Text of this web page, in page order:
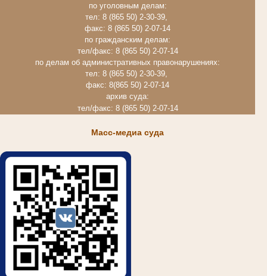
по уголовным делам:
тел: 8 (865 50) 2-30-39,
факс: 8 (865 50) 2-07-14
по гражданским делам:
тел/факс: 8 (865 50) 2-07-14
по делам об административных правонарушениях:
тел: 8 (865 50) 2-30-39,
факс: 8(865 50) 2-07-14
архив суда:
тел/факс: 8 (865 50) 2-07-14
Масс-медиа суда